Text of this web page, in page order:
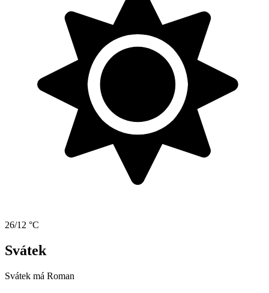
26/12 °C
Svátek
Svátek má Roman